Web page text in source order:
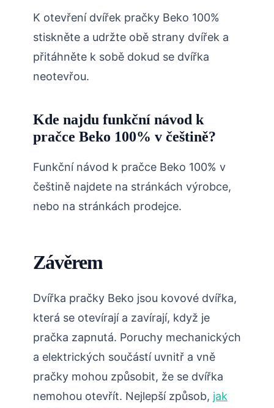
K otevření dvířek pračky Beko 100%
stiskněte a udržte obě strany dvířek a
přitáhněte k sobě dokud se dvířka
neotevřou.
Kde najdu funkční návod k
pračce Beko 100% v češtině?
Funkční návod k pračce Beko 100% v
češtině najdete na stránkách výrobce,
nebo na stránkách prodejce.
Závěrem
Dvířka pračky Beko jsou kovové dvířka,
která se otevírají a zavírají, když je
pračka zapnutá. Poruchy mechanických
a elektrických součástí uvnitř a vně
pračky mohou způsobit, že se dvířka
nemohou otevřít. Nejlepší způsob, jak